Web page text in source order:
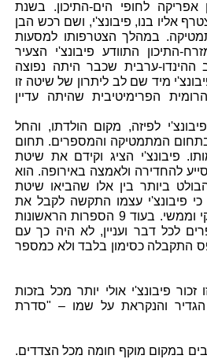
אפריקה לחופי הים-התיכון. בשנת
הצטרף אליו בנו, פיבונצ'י, ושם רכש הבן
במהלך הצטרפותו למסעות
התיכון התוודע פיבונצ'י הצעיר
ההינדו-ערבית שכבר היתה נפוצה
מיד שם לב ליתרון של שיטה זו
הפרימיטיבית שהיתה עדיין
שב פיבונצ'י לפיזה, מקום הולדתו, והחל
המתמטיקה והמספרים. תחום
פיבונצ'י הציג וקידם את שיטת
להחדירה ולאמצה באירופה. הוא
ביותר בין אלו שהביאו שיטת
כי פיבונצ'י עצמו התקשה לקבל את
המספר אפס כמספר חוקי וממשי. בעוד 9 הספרות הראשונות
לכל דבר ועניין, לא היה כך עם
כסימון בלבד ולא כמספר
פיבונצ'י אולי יותר מכל בזכות
והנקראת על שמו – "סדרת
במקום מוקף חומה מכל הצדדים.